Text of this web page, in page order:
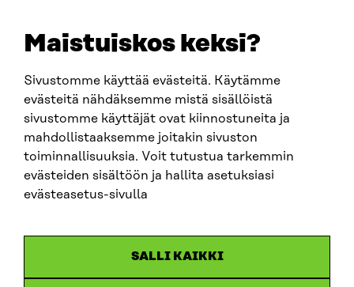
Maistuiskos keksi?
Sivustomme käyttää evästeitä. Käytämme
evästeitä nähdäksemme mistä sisällöistä
sivustomme käyttäjät ovat kiinnostuneita ja
mahdollistaaksemme joitakin sivuston
toiminnallisuuksia. Voit tutustua tarkemmin
evästeiden sisältöön ja hallita asetuksiasi
evästeasetus-sivulla
SALLI KAIKKI
firstname.lastname@sitra.fi
SITRA ON SOCIAL MEDIA
LinkedIn
Instagram